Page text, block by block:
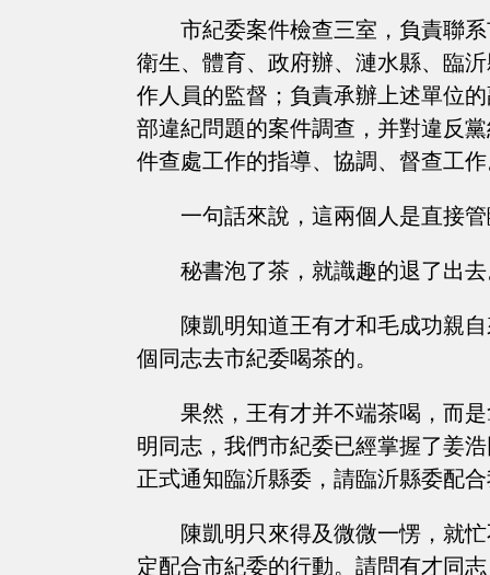
市紀委案件檢查三室，負責聯
衛生、體育、政府辦、漣水縣、臨
作人員的監督；負責承辦上述單位
部違紀問題的案件調查，并對違反
件查處工作的指導、協調、督查工
一句話來說，這兩個人是直接
秘書泡了茶，就識趣的退了出
陳凱明知道王有才和毛成功親
個同志去市紀委喝茶的。
果然，王有才并不端茶喝，而
明同志，我們市紀委已經掌握了姜
正式通知臨沂縣委，請臨沂縣委配
陳凱明只來得及微微一愣，就
定配合市紀委的行動。請問有才同